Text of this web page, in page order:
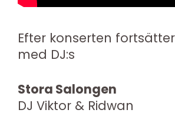
Efter konserten
med DJ:s
Stora Salongen
DJ Viktor & Ridwan